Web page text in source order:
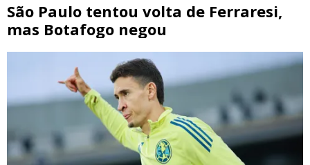
São Paulo tentou volta de Ferraresi,
mas Botafogo negou